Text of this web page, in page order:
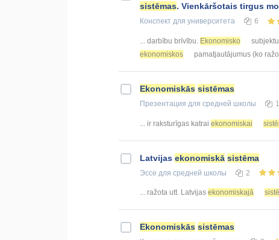
sistēmas. Vienkāršotais tirgus
Конспект для университета 6
... darbību brīvību. Ekonomisko
ekonomiskos
pamatjautājumus (ko
Ekonomiskās sistēmas
Презентация для средней школы
... ir raksturīgas katrai ekonomiskai
Latvijas ekonomiskā sistēma
Эссе для средней школы 2
... ražota utt. Latvijas ekonomiskajā
Ekonomiskās sistēmas